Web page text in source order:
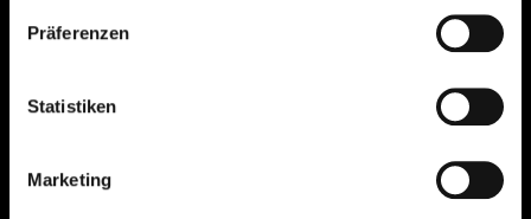
Präferenzen
Statistiken
Marketing
All rights reserved.
Depot eröffnen